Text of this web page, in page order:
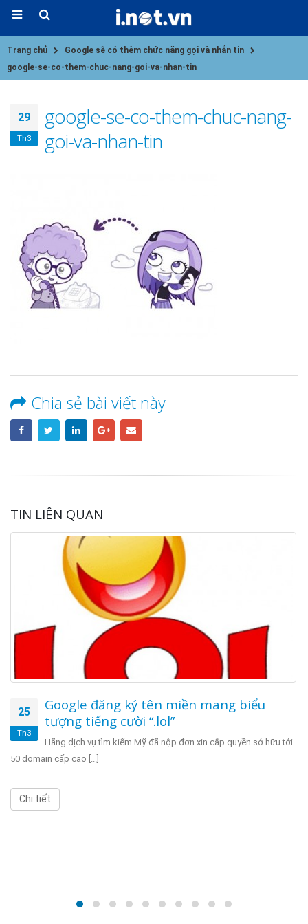
Trang chủ
Google sẽ có thêm chức năng gọi và nhắn tin
google-se-co-them-chuc-nang-goi-va-nhan-tin
29
Th3
google-se-co-them-chuc-nang-
goi-va-nhan-tin
Chia sẻ bài viết này
TIN LIÊN QUAN
25
Th3
Google đăng ký tên miền mang biểu
tượng tiếng cười “.lol”
Hãng dịch vụ tìm kiếm Mỹ đã nộp đơn xin cấp quyền sở hữu tới
50 domain cấp cao [...]
Chi tiết